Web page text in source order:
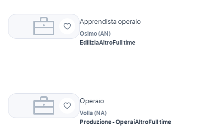
Apprendista operaio
Osimo(AN)
EdiliziaAltroFull time
Operaio
Volla (NA)
Produzione - OperaiAltroFull time